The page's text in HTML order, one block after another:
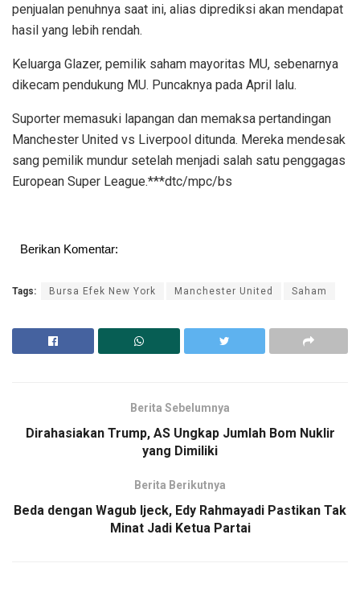
penjualan penuhnya saat ini, alias diprediksi akan mendapat
hasil yang lebih rendah.
Keluarga Glazer, pemilik saham mayoritas MU, sebenarnya
dikecam pendukung MU. Puncaknya pada April lalu.
Suporter memasuki lapangan dan memaksa pertandingan
Manchester United vs Liverpool ditunda. Mereka mendesak
sang pemilik mundur setelah menjadi salah satu penggagas
European Super League.***dtc/mpc/bs
Berikan Komentar:
Tags: Bursa Efek New York Manchester United Saham
Berita Sebelumnya
Dirahasiakan Trump, AS Ungkap Jumlah Bom Nuklir
yang Dimiliki
Berita Berikutnya
Beda dengan Wagub Ijeck, Edy Rahmayadi Pastikan Tak
Minat Jadi Ketua Partai